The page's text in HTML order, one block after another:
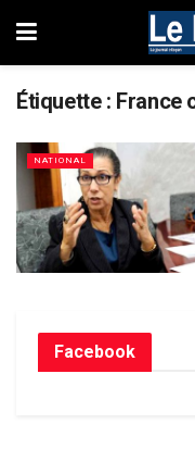
Étiquette : France
NATIONAL
Facebook